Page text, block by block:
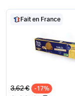
Fait en France
Ancien prix
3,62 € -17%